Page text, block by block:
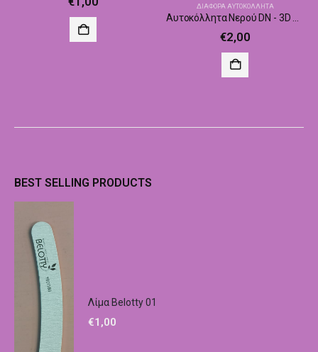
ΔΙΆΦΟΡΑ ΑΥΤΟΚΌΛΛΗΤΑ
€2,00
BEST SELLING PRODUCTS
Λίμα Belotty 01
€1,00